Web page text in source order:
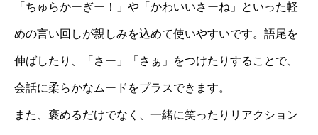
「ちゅらかーぎー！」や「かわいいさーね」といった軽
めの言い回しが親しみを込めて使いやすいです。語尾を
伸ばしたり、「さー」「さぁ」をつけたりすることで、
会話に柔らかなムードをプラスできます。
また、褒めるだけでなく、一緒に笑ったりリアクション